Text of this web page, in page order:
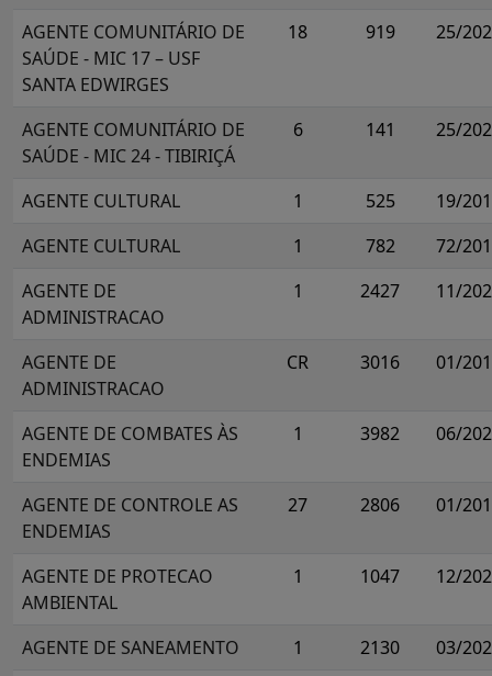
AGENTE COMUNITÁRIO DE
SAÚDE - MIC 17 – USF
SANTA EDWIRGES
18 919 25/
AGENTE COMUNITÁRIO DE
SAÚDE - MIC 24 - TIBIRIÇÁ
6 141 25/
AGENTE CULTURAL 1 525
19/
AGENTE CULTURAL
1 782
72/
AGENTE DE
ADMINISTRACAO
1 2427 11/
AGENTE DE
ADMINISTRACAO
CR 3016 01/
AGENTE DE COMBATES ÀS
ENDEMIAS
1 3982 06/
AGENTE DE CONTROLE AS
ENDEMIAS
27 2806 01/
AGENTE DE PROTECAO
AMBIENTAL
1 1047 12/
AGENTE DE SANEAMENTO 1 2130 03/